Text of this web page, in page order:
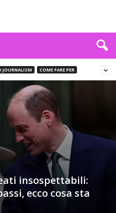
JOURNALISM COME FARE PER
insospettabili:
ecco cosa sta